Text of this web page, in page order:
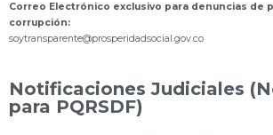
Correo Electrónico exclusivo para denuncias de
corrupción:
soytransparente@prosperidadsocial.gov.co
Notificaciones Judiciales
para PQRSDF)